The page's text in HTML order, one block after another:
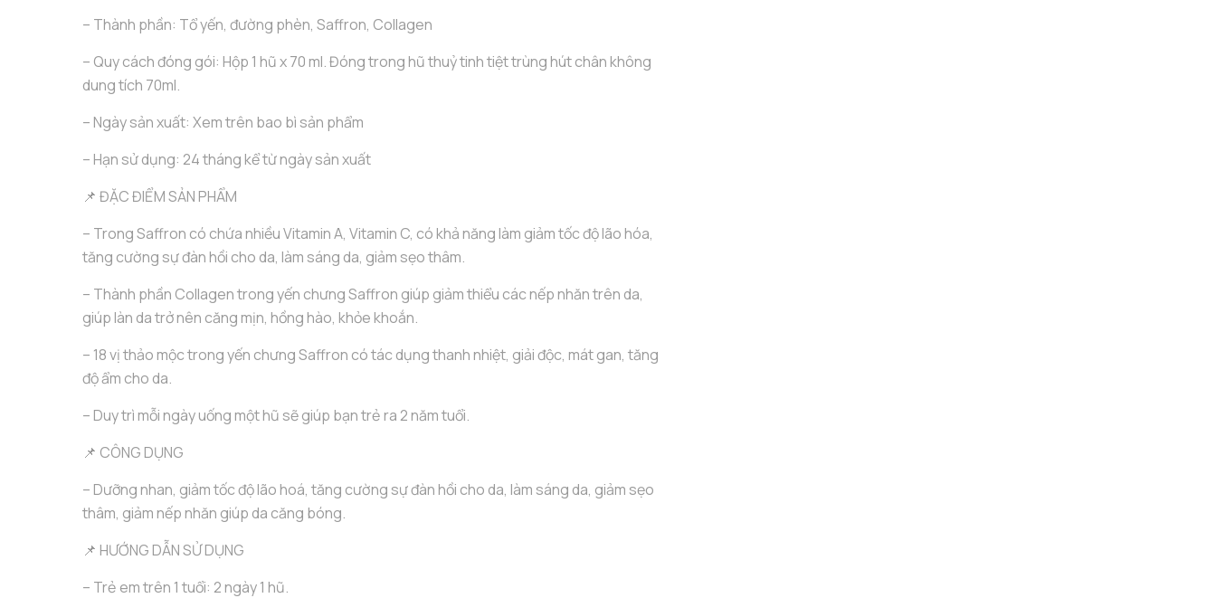
– Thành phần: Tổ yến, đường phèn, Saffron, Collagen
– Quy cách đóng gói: Hộp 1 hũ x 70 ml. Đóng trong hũ thuỷ tinh tiệt trùng hút chân không
dung tích 70ml.
– Ngày sản xuất: Xem trên bao bì sản phẩm
– Hạn sử dụng: 24 tháng kể từ ngày sản xuất
📌 ĐẶC ĐIỂM SẢN PHẨM
– Trong Saffron có chứa nhiều Vitamin A, Vitamin C, có khả năng làm giảm tốc độ lão hóa,
tăng cường sự đàn hồi cho da, làm sáng da, giảm sẹo thâm.
– Thành phần Collagen trong yến chưng Saffron giúp giảm thiểu các nếp nhăn trên da,
giúp làn da trở nên căng mịn, hồng hào, khỏe khoắn.
– 18 vị thảo mộc trong yến chưng Saffron có tác dụng thanh nhiệt, giải độc, mát gan, tăng
độ ẩm cho da.
– Duy trì mỗi ngày uống một hũ sẽ giúp bạn trẻ ra 2 năm tuổi.
📌 CÔNG DỤNG
– Dưỡng nhan, giảm tốc độ lão hoá, tăng cường sự đàn hồi cho da, làm sáng da, giảm sẹo
thâm, giảm nếp nhăn giúp da căng bóng.
📌 HƯỚNG DẪN SỬ DỤNG
– Trẻ em trên 1 tuổi: 2 ngày 1 hũ.